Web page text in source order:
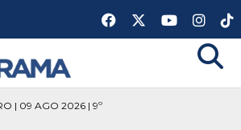
| 09 AGO 2026 | 9º